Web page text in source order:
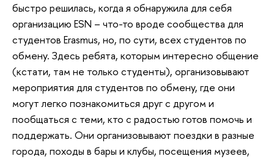
быстро решилась, когда я обнаружила для себя
организацию ESN – что-то вроде сообщества для
студентов Erasmus, но, по сути, всех студентов по
обмену. Здесь ребята, которым интересно общение
(кстати, там не только студенты), организовывают
мероприятия для студентов по обмену, где они
могут легко познакомиться друг с другом и
пообщаться с теми, кто с радостью готов помочь и
поддержать. Они организовывают поездки в разные
города, походы в бары и клубы, посещения музеев,